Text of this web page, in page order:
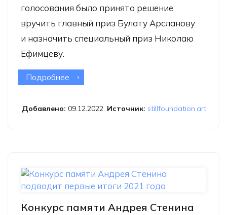
голосования было принято решение
вручить главный приз Булату Арсланову
и назначить специальный приз Николаю
Ефимцеву.
Подробнее о Фонд Still Art объявляет лауреатов
по современной fashion-фотографии
Добавлено: 09.12.2022. Источник: stillfoundation.art
Конкурс памяти Андрея Стенина